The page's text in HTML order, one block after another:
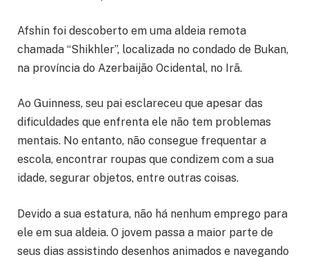
Afshin foi descoberto em uma aldeia remota
chamada “Shikhler”, localizada no condado de Bukan,
na província do Azerbaijão Ocidental, no Irã.
Ao Guinness, seu pai esclareceu que apesar das
dificuldades que enfrenta ele não tem problemas
mentais. No entanto, não consegue frequentar a
escola, encontrar roupas que condizem com a sua
idade, segurar objetos, entre outras coisas.
Devido a sua estatura, não há nenhum emprego para
ele em sua aldeia. O jovem passa a maior parte de
seus dias assistindo desenhos animados e navegando